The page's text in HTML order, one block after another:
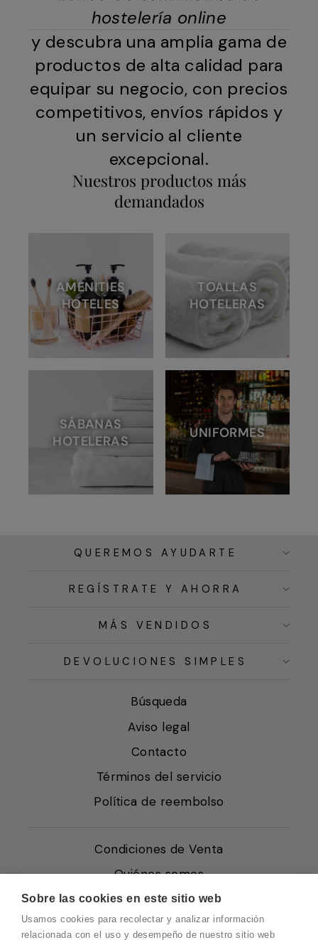
Sobre las cookies en este sitio web
Usamos cookies para recolectar y analizar información
relacionada con el uso y desempeño de nuestro sitio web
hostelería online
y descubra una amplia gama de
productos de alta calidad para
equipar su negocio, con precios
competitivos, envíos rápidos y
un servicio al cliente
excepcional.
Nuestros productos más
demandados
AMENITIES
HOTELES
TOALLAS
HOTELERAS
SÁBANAS
HOTELERAS
UNIFORMES
QUEREMOS AYUDARTE
REGÍSTRATE Y AHORRA
MÁS VENDIDOS
DEVOLUCIONES SIMPLES
Búsqueda
Aviso legal
Contacto
Términos del servicio
Política de reembolso
Condiciones de Venta
Quiénes somos
Política de Cookies
Protección de Datos